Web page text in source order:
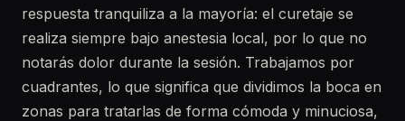
respuesta tranquiliza a la mayoría: el curetaje se
realiza siempre bajo anestesia local, por lo que no
notarás dolor durante la sesión. Trabajamos por
cuadrantes, lo que significa que dividimos la boca en
zonas para tratarlas de forma cómoda y minuciosa,